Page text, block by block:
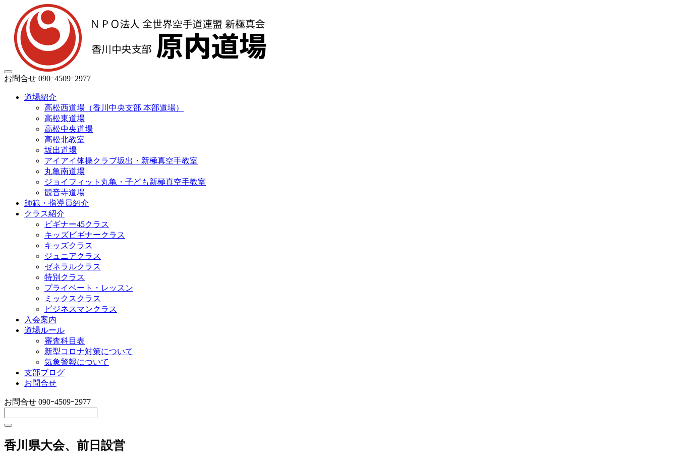
お問合せ 090ｰ4509ｰ2977
道場紹介
高松西道場（香川中央支部 本部道場）
高松東道場
高松中央道場
高松北教室
坂出道場
アイアイ体操クラブ坂出・新極真空手教室
丸亀南道場
ジョイフィット丸亀・子ども新極真空手教室
観音寺道場
師範・指導員紹介
クラス紹介
ビギナー45クラス
キッズビギナークラス
キッズクラス
ジュニアクラス
ゼネラルクラス
特別クラス
プライベート・レッスン
ミックスクラス
ビジネスマンクラス
入会案内
道場ルール
審査科目表
新型コロナ対策について
気象警報について
支部ブログ
お問合せ
お問合せ 090ｰ4509ｰ2977
香川県大会、前日設営